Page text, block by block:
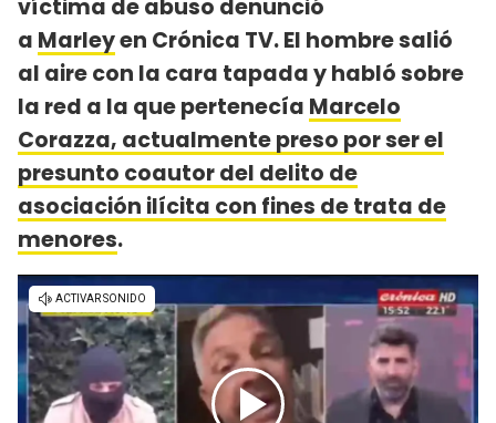
víctima de abuso denunció
a Marleyen Crónica TV. El hombre salió
al aire con la cara tapada y habló sobre
la red a la que pertenecía Marcelo
Corazza, actualmente preso por ser el
presunto coautor del delito de
asociación ilícita con fines de trata de
menores.